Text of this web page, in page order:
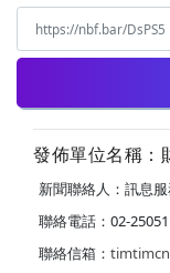
發佈單位名稱：
新聞聯絡人：訊息
聯絡電話：02-
聯絡信箱：